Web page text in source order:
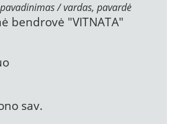
/ vardas, pavardė
bendrovė "VITNATA"
sav.